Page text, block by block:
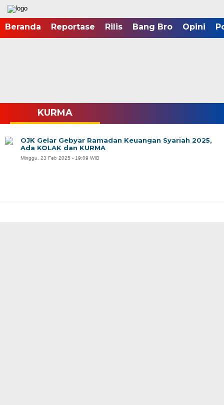
Beranda Reportase Rilis Bang Bro Opini
KURMA
OJK Gelar Gebyar Ramadan Keuangan Syariah 2025,
Ada KOLAK dan KURMA
Minggu, 23 Feb 2025 - 19:09 WIB